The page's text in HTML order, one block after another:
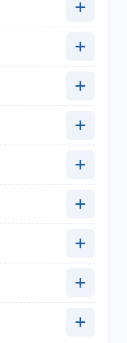
(6)
(11)
(7)
(8)
(6)
(15)
(4)
(20)
(12)
(6)
(11)
(6)
(16)
(11)
(10)
(11)
(4)
(15)
(11)
(4)
(9)
(13)
(7)
(16)
(10)
(6)
(30)
(15)
(14)
(9)
(17)
(12)
(7)
(10)
(18)
(13)
(8)
(8)
(12)
(9)
(8)
(12)
(17)
(19)
(12)
(16)
(11)
(17)
(18)
(17)
(17)
(16)
(14)
(22)
(17)
(21)
(9)
(15)
(13)
(19)
(12)
(15)
(13)
(22)
(10)
(16)
(17)
(30)